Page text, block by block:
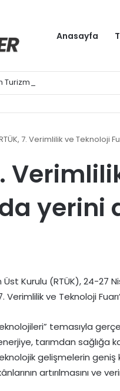
Anasayfa
Turizm Şehri seçildi
7. Verimlilik ve Teknoloji
yerini
Kurulu (RTÜK), 24-27
ve Teknoloji
temasıyla
tarımdan sağlığa
gelişmelerin geniş
artırılmasını ve